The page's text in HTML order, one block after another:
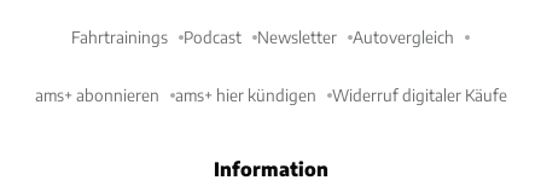
Fahrtrainings Podcast Newsletter Autovergleich
ams+ abonnieren ams+ hier kündigen Widerruf digitaler Käufe
Information